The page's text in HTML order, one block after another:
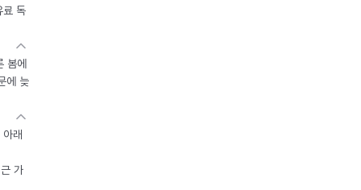
료 독
봄에
에 늦
래
가